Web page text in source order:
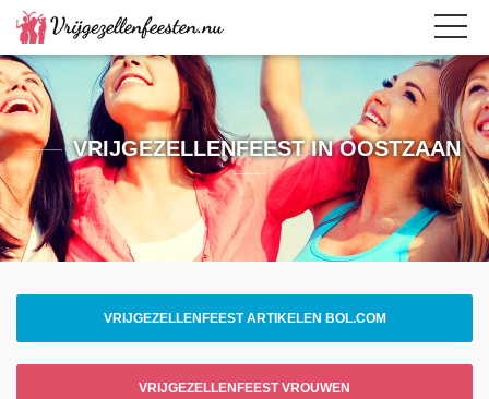
VRIJGEZELLENFEEST IN OOSTZAAN
VRIJGEZELLENFEEST ARTIKELEN BOL.COM
VRIJGEZELLENFEEST VROUWEN